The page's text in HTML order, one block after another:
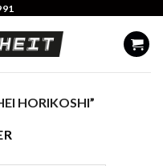
HORIKOSHI”